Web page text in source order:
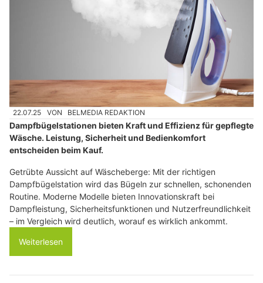
22.07.25 VON BELMEDIA REDAKTION
Dampfbügelstationen bieten Kraft und Effizienz für gepflegte
Wäsche. Leistung, Sicherheit und Bedienkomfort
entscheiden beim Kauf.
Getrübte Aussicht auf Wäscheberge: Mit der richtigen
Dampfbügelstation wird das Bügeln zur schnellen, schonenden
Routine. Moderne Modelle bieten Innovationskraft bei
Dampfleistung, Sicherheitsfunktionen und Nutzerfreundlichkeit
– im Vergleich wird deutlich, worauf es wirklich ankommt.
Weiterlesen